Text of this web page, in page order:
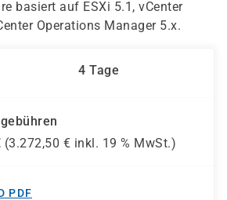
basiert auf ESXi 5.1, vCenter
Operations Manager 5.x.
4 Tage
(3.272,50 € inkl. 19 % MwSt.)
PDF